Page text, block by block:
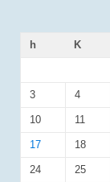
h
K
3 4
10 11
17 18
24 25